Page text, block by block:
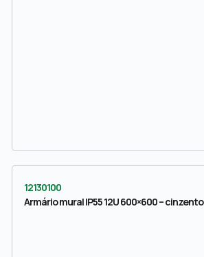
12130100
Armário mural IP55 12U 600×600 – cinzento